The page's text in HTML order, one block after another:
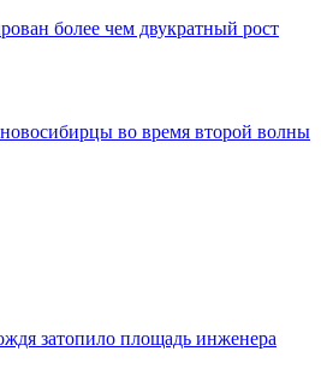
более чем двукратный рост
во время второй волны
затопило площадь инженера